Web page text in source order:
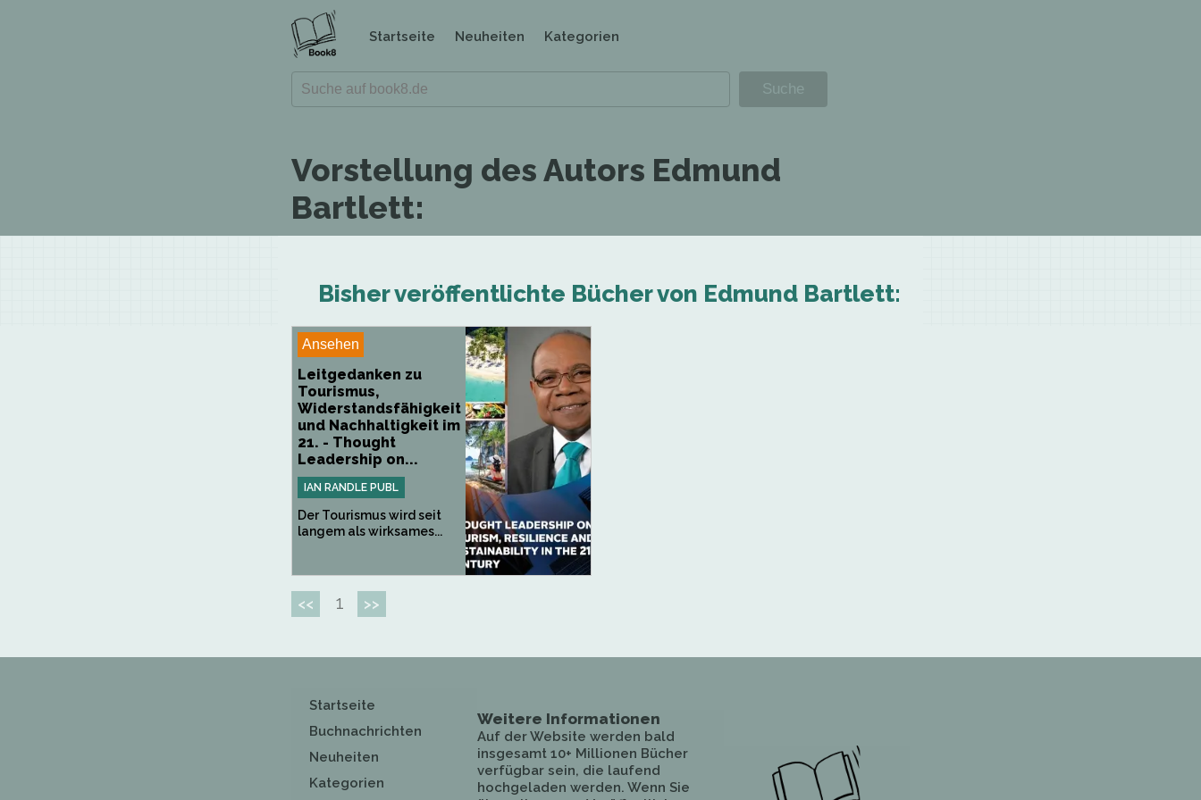
Startseite Neuheiten Kategorien
Vorstellung des Autors Edmund
Bartlett:
Bisher veröffentlichte Bücher von Edmund Bartlett:
Ansehen
Leitgedanken zu
Tourismus,
Widerstandsfähigkeit
und Nachhaltigkeit im
21. - Thought
Leadership on...
IAN RANDLE PUBL
Der Tourismus wird seit
langem als wirksames...
<< 1 >>
Startseite
Buchnachrichten
Neuheiten
Kategorien
Weitere Informationen
Auf der Website werden bald
insgesamt 10+ Millionen Bücher
verfügbar sein, die laufend
hochgeladen werden. Wenn Sie